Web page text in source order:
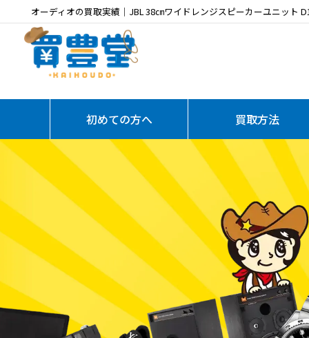
オーディオの買取実績｜JBL 38㎝ワイドレンジスピーカーユニット
初めての方へ 買取方法